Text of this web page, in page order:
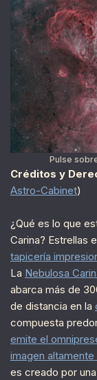
Pulse
Créditos y
Astro-Cabinet)
¿Qué es lo que
Carina? Estrellas
tapicería
La Nebulosa
abarca más de
de distancia en la
compuesta
emite el
imagen altamente
es creado por